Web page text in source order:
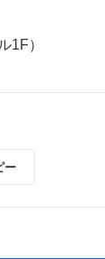
1F）
ー